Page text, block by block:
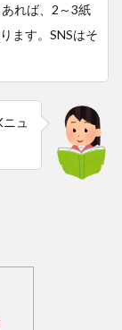
れば、2～3紙
ます。SNSはそ
ュ